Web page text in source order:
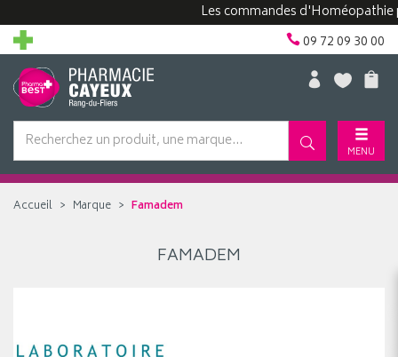
Les commandes d'Homéopathie
09 72 09 30 00
MENU
Accueil Marque Famadem
FAMADEM